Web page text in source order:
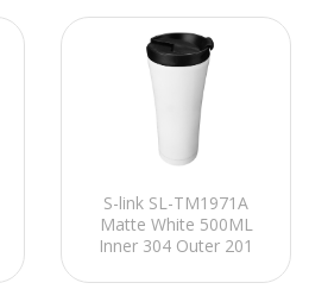
S-link SL-TM1971A
Matte White 500ML
Inner 304 Outer 201
Thermos Mug